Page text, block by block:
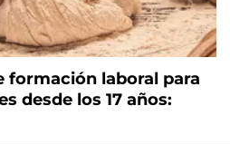
formación laboral para
desde los 17 años: